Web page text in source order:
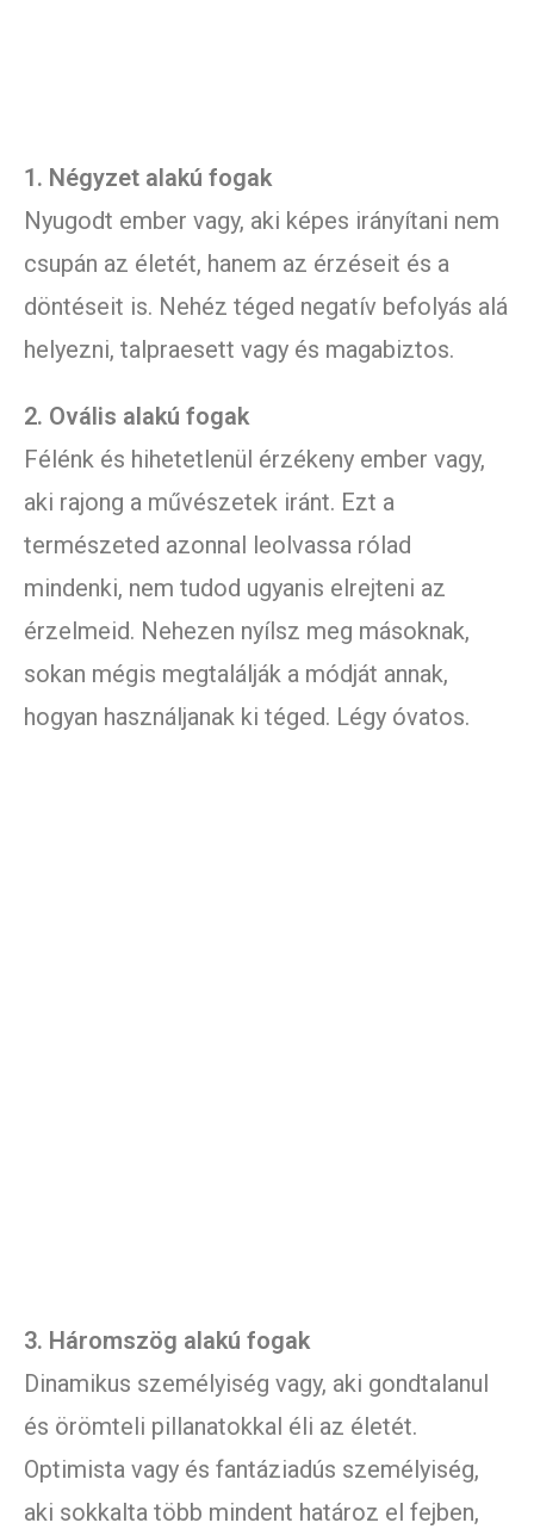
1. Négyzet alakú fogak
Nyugodt ember vagy, aki képes irányítani nem
csupán az életét, hanem az érzéseit és a
döntéseit is. Nehéz téged negatív befolyás alá
helyezni, talpraesett vagy és magabiztos.
2. Ovális alakú fogak
Félénk és hihetetlenül érzékeny ember vagy,
aki rajong a művészetek iránt. Ezt a
természeted azonnal leolvassa rólad
mindenki, nem tudod ugyanis elrejteni az
érzelmeid. Nehezen nyílsz meg másoknak,
sokan mégis megtalálják a módját annak,
hogyan használjanak ki téged. Légy óvatos.
3. Háromszög alakú fogak
Dinamikus személyiség vagy, aki gondtalanul
és örömteli pillanatokkal éli az életét.
Optimista vagy és fantáziadús személyiség,
aki sokkalta több mindent határoz el fejben,